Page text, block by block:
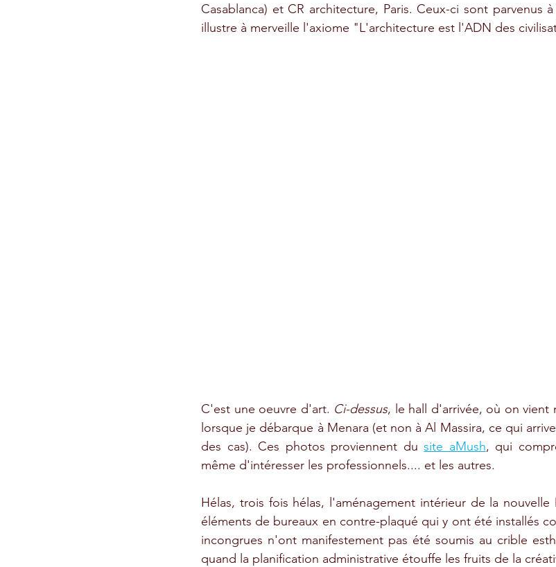
Casablanca) et CR architecture, Paris. Ceux-ci sont parvenus
illustre à merveille l'axiome "L'architecture est l'ADN des
C'est une oeuvre d'art. Ci-dessus, le hall d'arrivée, où on vient
lorsque je débarque à Menara (et non à Al Massira, ce qui
des cas). Ces photos proviennent du site aMush, qui
même d'intéresser les professionnels.... et les autres.
Hélas, trois fois hélas, l'aménagement intérieur de la nouvelle
éléments de bureaux en contre-plaqué qui y ont été installés
incongrues n'ont manifestement pas été soumis au crible
quand la planification administrative étouffe les fruits de la